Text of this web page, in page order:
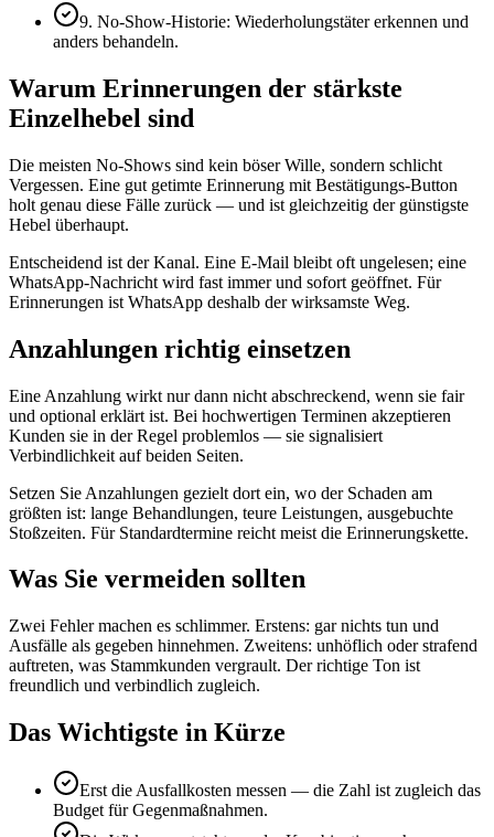
9. No-Show-Historie: Wiederholungstäter erkennen und
anders behandeln.
Warum Erinnerungen der stärkste
Einzelhebel sind
Die meisten No-Shows sind kein böser Wille, sondern schlicht
Vergessen. Eine gut getimte Erinnerung mit Bestätigungs-Button
holt genau diese Fälle zurück — und ist gleichzeitig der günstigste
Hebel überhaupt.
Entscheidend ist der Kanal. Eine E-Mail bleibt oft ungelesen; eine
WhatsApp-Nachricht wird fast immer und sofort geöffnet. Für
Erinnerungen ist WhatsApp deshalb der wirksamste Weg.
Anzahlungen richtig einsetzen
Eine Anzahlung wirkt nur dann nicht abschreckend, wenn sie fair
und optional erklärt ist. Bei hochwertigen Terminen akzeptieren
Kunden sie in der Regel problemlos — sie signalisiert
Verbindlichkeit auf beiden Seiten.
Setzen Sie Anzahlungen gezielt dort ein, wo der Schaden am
größten ist: lange Behandlungen, teure Leistungen, ausgebuchte
Stoßzeiten. Für Standardtermine reicht meist die Erinnerungskette.
Was Sie vermeiden sollten
Zwei Fehler machen es schlimmer. Erstens: gar nichts tun und
Ausfälle als gegeben hinnehmen. Zweitens: unhöflich oder strafend
auftreten, was Stammkunden vergrault. Der richtige Ton ist
freundlich und verbindlich zugleich.
Das Wichtigste in Kürze
Erst die Ausfallkosten messen — die Zahl ist zugleich das
Budget für Gegenmaßnahmen.